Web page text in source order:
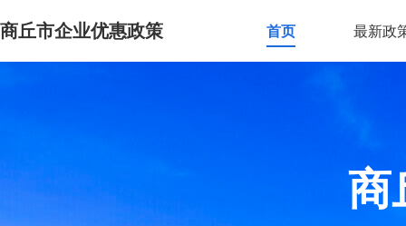
商丘市企业优惠政策 首页 最新政
商